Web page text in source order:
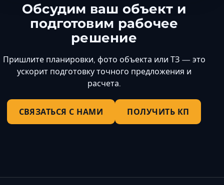
Обсудим ваш объект и
подготовим рабочее
решение
Пришлите планировки, фото объекта или ТЗ — это
ускорит подготовку точного предложения и
расчета.
СВЯЗАТЬСЯ С НАМИ ПОЛУЧИТЬ КП